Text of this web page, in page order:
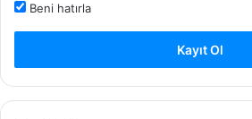
Beni hatırla
Kayıt Ol